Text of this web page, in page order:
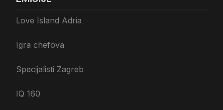
Love Island Adria
Igra chefova
Specijalisti Zagreb
IQ 160